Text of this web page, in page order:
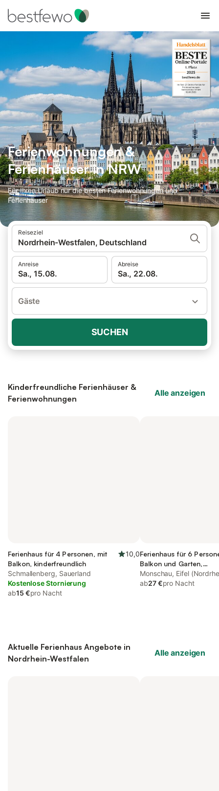
Ferienwohnungen &
Ferienhäuser in NRW
Für Ihren Urlaub nur die besten Ferienwohnungen und
Ferienhäuser
Reiseziel
Nordrhein-Westfalen, Deutschland
Anreise
Sa., 15.08.
Abreise
Sa., 22.08.
Gäste
SUCHEN
Kinderfreundliche Ferienhäuser &
Ferienwohnungen
Alle anzeigen
Ferienhaus für 4 Personen, mit
Balkon, kinderfreundlich
10,0
Schmallenberg, Sauerland
Kostenlose Stornierung
ab15 €pro Nacht
Ferienhaus für 6
Balkon und Garten,
kinderfreundlich
Monschau, Eifel
ab27 €pro Nacht
Aktuelle Ferienhaus Angebote in
Nordrhein-Westfalen
Alle anzeigen